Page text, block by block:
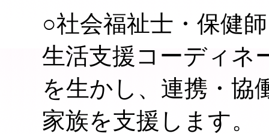
○社会福祉士・保健
生活支援コーディネ
を生かし、連携・協
家族を支援します。